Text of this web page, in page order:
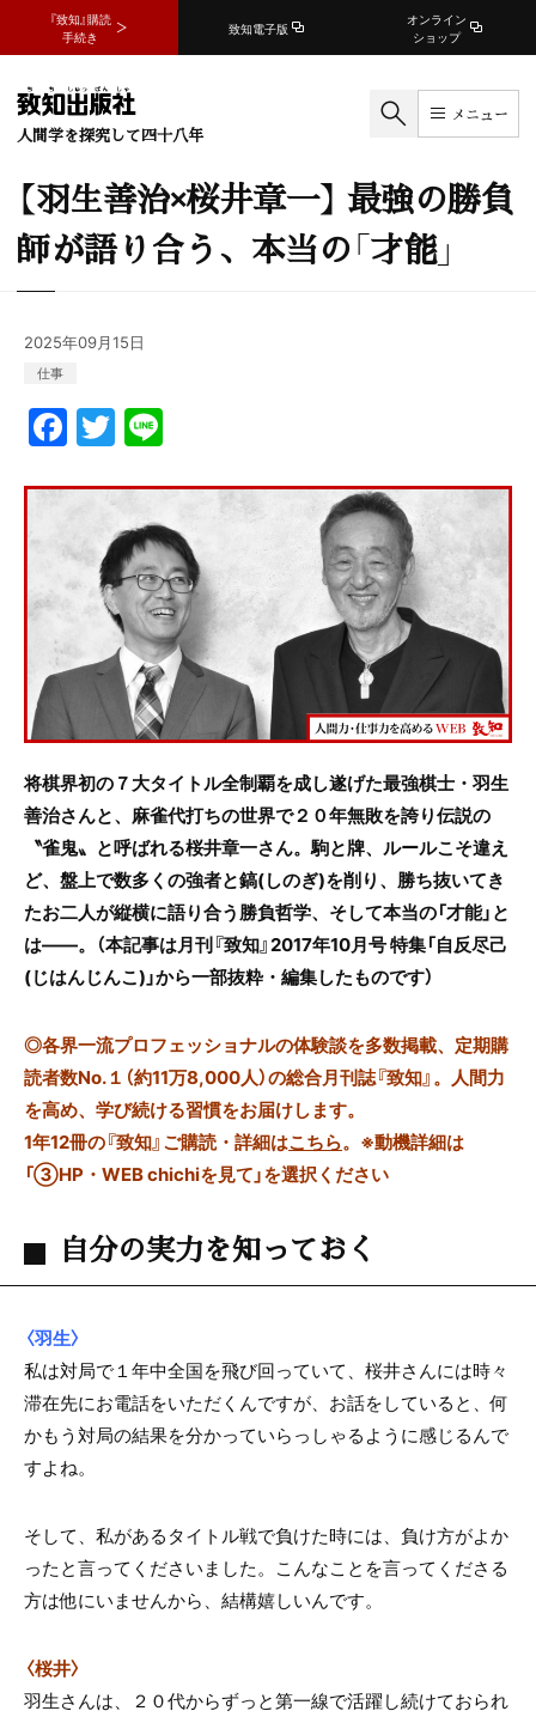
『致知』購読
手続き
致知電子版
オンライン
ショップ
人間学を探究して四十八年
メニュー
【羽生善治×桜井章一】 最強の勝負
師が語り合う、本当の「才能」
2025年09月15日
仕事
F
a
c
e
b
o
o
T
w
itt
er
e
将棋界初の７大タイトル全制覇を成し遂げた最強棋士・羽生
善治さんと、麻雀代打ちの世界で２０年無敗を誇り伝説の
〝雀鬼〟と呼ばれる桜井章一さん。駒と牌、ルールこそ違え
ど、盤上で数多くの強者と鎬(しのぎ)を削り、勝ち抜いてき
たお二人が縦横に語り合う勝負哲学、そして本当の「才能」と
は――。（本記事は月刊『致知』2017年10月号 特集「自反尽己
(じはんじんこ)」から一部抜粋・編集したものです）
◎各界一流プロフェッショナルの体験談を多数掲載、定期購
読者数No.１（約11万8,000人）の総合月刊誌『致知』。人間力
を高め、学び続ける習慣をお届けします。
1年12冊の『致知』ご購読・詳細はこちら。 ※動機詳細は
「③HP・WEB chichiを見て」を選択ください
自分の実力を知っておく
〈羽生〉
私は対局で１年中全国を飛び回っていて、桜井さんには時々
滞在先にお電話をいただくんですが、お話をしていると、何
かもう対局の結果を分かっていらっしゃるように感じるんで
すよね。
そして、私があるタイトル戦で負けた時には、負け方がよか
ったと言ってくださいました。こんなことを言ってくださる
方は他にいませんから、結構嬉しいんです。
〈桜井〉
羽生さんは、２０代からずっと第一線で活躍し続けておられ